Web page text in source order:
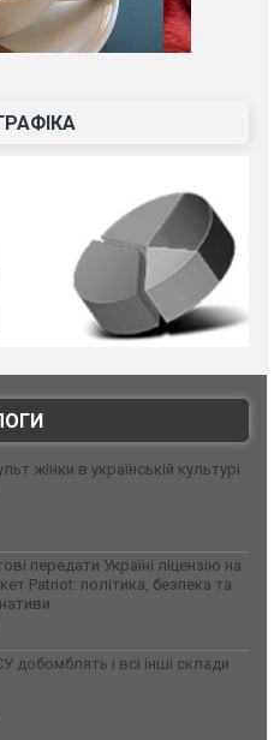
жінки в українській культурі
передати Україні ліцензію на
Patriot: політика, безпека та
добомблять і всі інші склади